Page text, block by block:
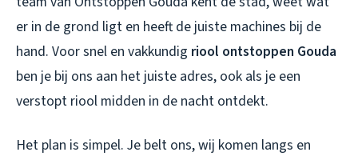
er in de grond ligt en heeft de juiste machines bij de
hand. Voor snel en vakkundig riool ontstoppen Gouda
ben je bij ons aan het juiste adres, ook als je een
verstopt riool midden in de nacht ontdekt.
Het plan is simpel. Je belt ons, wij komen langs en